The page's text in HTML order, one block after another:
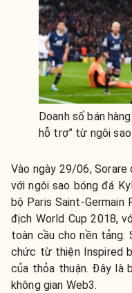
Doanh số bán
hỗ trợ” từ ngôi
Vào ngày 29/06,
với ngôi sao bóng đá
bộ Paris Saint-Germain
địch World Cup 2018,
toàn cầu cho nền
chức từ thiện Inspired
của thỏa thuận. Đây là
không gian Web3.